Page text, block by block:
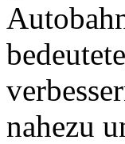
nahezu